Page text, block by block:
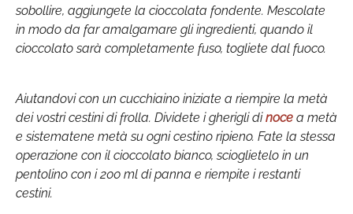
sobollire, aggiungete la cioccolata fondente. Mescolate
in modo da far amalgamare gli ingredienti, quando il
cioccolato sarà completamente fuso, togliete dal fuoco.
Aiutandovi con un cucchiaino iniziate a riempire la metà
dei vostri cestini di frolla. Dividete i gherigli dinoce a metà
e sistematene metà su ogni cestino ripieno. Fate la stessa
operazione con il cioccolato bianco, scioglietelo in un
pentolino con i 200 ml di panna e riempite i restanti
cestini.